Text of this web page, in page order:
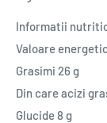
Informatii
Valoare
Grasimi 26 g
Din care acizi
Glucide 8 g